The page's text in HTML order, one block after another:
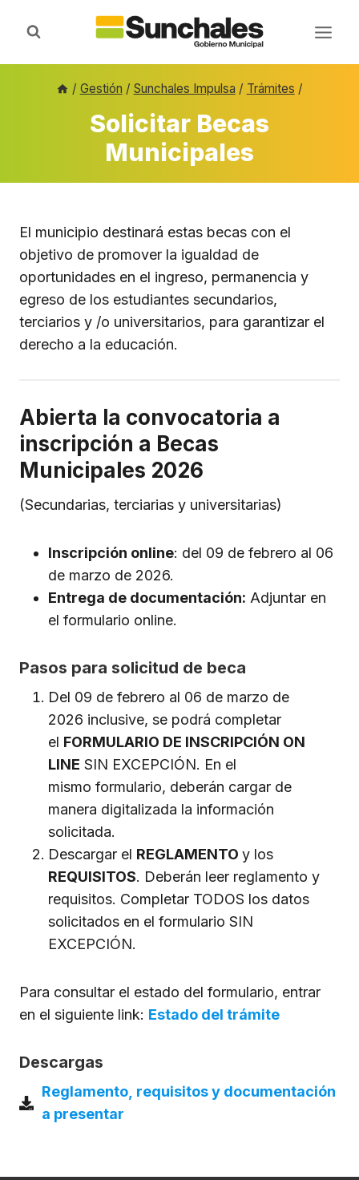
/ Gestión / Sunchales Impulsa / Trámites /
Solicitar Becas
Municipales
El municipio destinará estas becas con el
objetivo de promover la igualdad de
oportunidades en el ingreso, permanencia y
egreso de los estudiantes secundarios,
terciarios y /o universitarios, para garantizar el
derecho a la educación.
Abierta la convocatoria a
inscripción a Becas
Municipales 2026
(Secundarias, terciarias y universitarias)
Inscripción online: del 09 de febrero al 06
de marzo de 2026.
Entrega de documentación: Adjuntar en
el formulario online.
Pasos para solicitud de beca
Del 09 de febrero al 06 de marzo de
2026 inclusive, se podrá completar
el FORMULARIO DE INSCRIPCIÓN ON
LINE SIN EXCEPCIÓN. En el
mismo formulario, deberán cargar de
manera digitalizada la información
solicitada.
Descargar el REGLAMENTO y los
REQUISITOS. Deberán leer reglamento y
requisitos. Completar TODOS los datos
solicitados en el formulario SIN
EXCEPCIÓN.
Para consultar el estado del formulario, entrar
en el siguiente link: Estado del trámite
Descargas
Reglamento, requisitos y documentación
a presentar